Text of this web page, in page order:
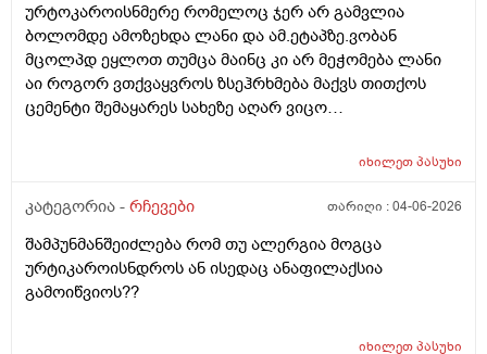
ურტოკაროისნმერე რომელოც ჯერ არ გამვლია
ბოლომდე ამოზეხდა ლანი და ამ.ეტაპზე.ვობან
მცოლპდ ეყლოთ თუმცა მაინც კი არ მეჭომება ლანი
აი როგორ ვთქვაყვროს ზსეჰრხმება მაქვს თითქოს
ცემენტი შემაყარეს სახეზე აღარ ვიცო
წვალებაშო..სულ ბავშობიდან დღემდე ალისა საპონს
2036წელს.ვეღარ ბხმღობ.მცპლპდნეყალოც კი ესეთ
დამატენოანებელო ვერ მშველოს.პოროს დაბანოს
მერე 4ჯერ ვისმევ პატარა პატარა შიალედებში
ბიბჩენის დამცავ გვირილოს კრემს პანთენოლოთ რომ
უკბე არადა ჭიჭყიანია ხომ არ ვივლი.ჯერ წულოთ
იხილეთპასუხი
კატეგორია - რჩევები თარიღი :04-06-2026
შამპუნმანშეიძლება რომ თუ ალერგია მოგცა
ურტიკაროისნდროს ან ისედაც ანაფილაქსია
გამოიწვიოს??
იხილეთპასუხი